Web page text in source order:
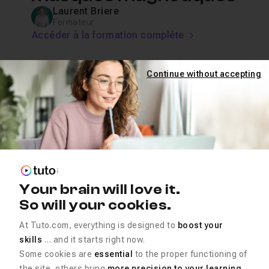
Laurent Briere
Accéder à la formation complète